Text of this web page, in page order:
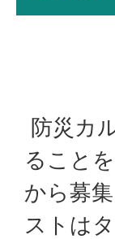
防災カ
ること
から募
ストは